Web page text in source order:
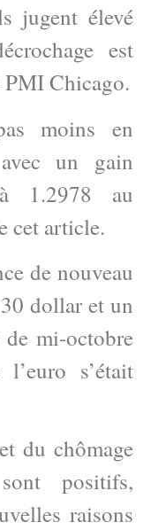
jugent élevé
est
PMI Chicago.
moins en
un gain
1.2978 au
cet article.
de nouveau
dollar et un
mi-octobre
s’était
du chômage
positifs,
raisons